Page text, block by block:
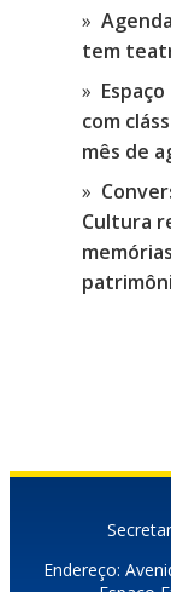
tem
com
mês de
Cultura
Endereço: